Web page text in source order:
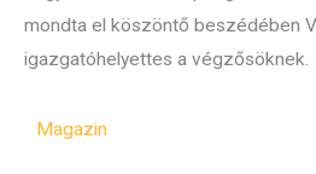
mondta el köszöntő beszédében
igazgatóhelyettes a végzősöknek.
Magazin